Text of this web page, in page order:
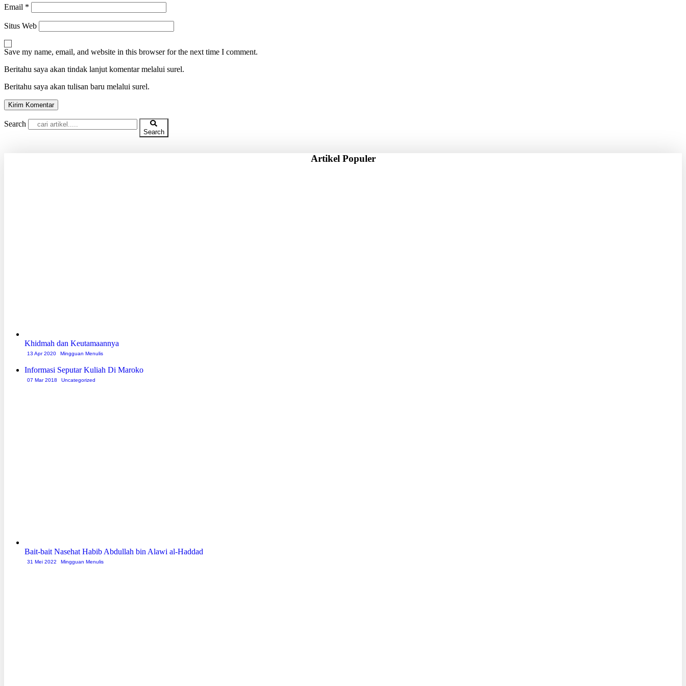
Email *
Situs Web
Save my name, email, and website in this browser for the next time I comment.
Beritahu saya akan tindak lanjut komentar melalui surel.
Beritahu saya akan tulisan baru melalui surel.
Search
Search
Artikel Populer
Khidmah dan Keutamaannya
13 Apr 2020 Mingguan Menulis
Informasi Seputar Kuliah Di Maroko
07 Mar 2018 Uncategorized
Bait-bait Nasehat Habib Abdullah bin Alawi al-Haddad
31 Mei 2022 Mingguan Menulis